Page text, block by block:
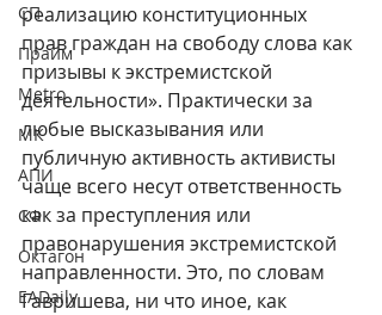
СП
Прайм
Metro
МК
АПИ
СФ
Октагон
EADaily
реализацию конституционных
прав граждан на свободу слова как
призывы к экстремистской
деятельности». Практически за
любые высказывания или
публичную активность активисты
чаще всего несут ответственность
как за преступления или
правонарушения экстремистской
направленности. Это, по словам
Гавришева, ни что иное, как